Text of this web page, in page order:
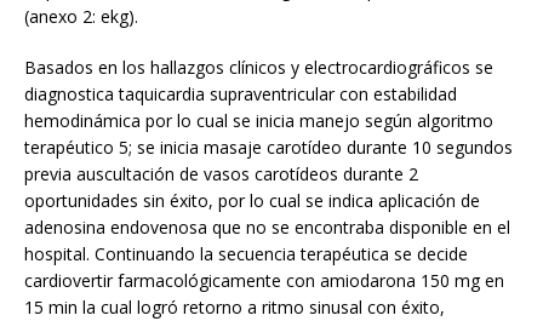
(anexo 2: ekg).
Basados en los hallazgos clínicos y electrocardiográficos se
diagnostica taquicardia supraventricular con estabilidad
hemodinámica por lo cual se inicia manejo según algoritmo
terapéutico 5; se inicia masaje carotídeo durante 10 segundos
previa auscultación de vasos carotídeos durante 2
oportunidades sin éxito, por lo cual se indica aplicación de
adenosina endovenosa que no se encontraba disponible en el
hospital. Continuando la secuencia terapéutica se decide
cardiovertir farmacológicamente con amiodarona 150 mg en
15 min la cual logró retorno a ritmo sinusal con éxito,